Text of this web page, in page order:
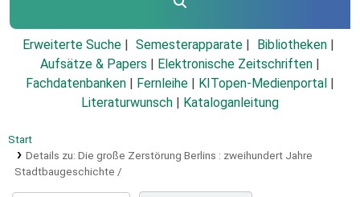
Erweiterte Suche Semesterapparate
Bibliotheken
Aufsätze & Papers
Elektronische Zeitschriften
Fachdatenbanken
Fernleihe KITopen-Medienportal
Literaturwunsch
Kataloganleitung
Start
Details zu: Die große Zerstörung Berlins : zweihundert Jahre
Stadtbaugeschichte /